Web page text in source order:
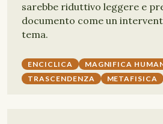
sarebbe riduttivo leggere e
documento come un
tema.
ENCICLICA
MAGNIFICA
TRASCENDENZA
METAFISICA